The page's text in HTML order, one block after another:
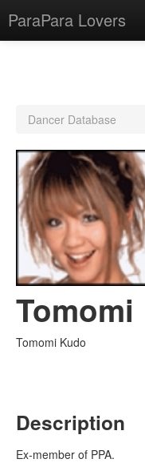
ParaPara Lovers
TechPara Video
CD Database
Lesson Database
English
Dancer Database
Tomomi
Tomomi Kudo
Description
Ex-member of PPA.